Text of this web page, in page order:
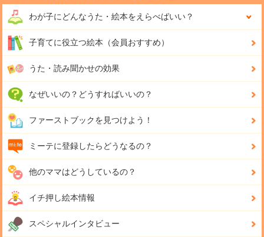
わが子にどんなうた・絵本をえらべばいい？
子育てに役立つ絵本（会員おすすめ）
うた・読み聞かせの効果
なぜいいの？どうすればいいの？
ファーストブックを見つけよう！
ミーテに登録したらどうなるの？
他のママはどうしているの？
イチ押し絵本情報
スペシャルインタビュー